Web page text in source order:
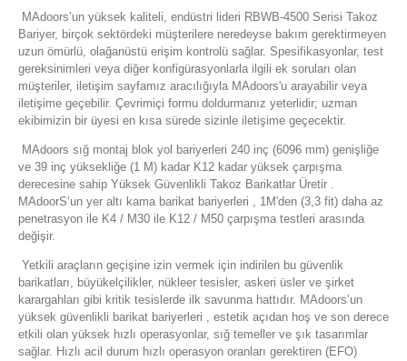
MAdoors’un yüksek kaliteli, endüstri lideri RBWB-4500 Serisi Takoz
Bariyer, birçok sektördeki müşterilere neredeyse bakım gerektirmeyen
uzun ömürlü, olağanüstü erişim kontrolü sağlar. Spesifikasyonlar, test
gereksinimleri veya diğer konfigürasyonlarla ilgili ek soruları olan
müşteriler, iletişim sayfamız aracılığıyla MAdoors'u arayabilir veya
iletişime geçebilir. Çevrimiçi formu doldurmanız yeterlidir; uzman
ekibimizin bir üyesi en kısa sürede sizinle iletişime geçecektir.
MAdoors sığ montaj blok yol bariyerleri 240 inç (6096 mm) genişliğe
ve 39 inç yüksekliğe (1 M) kadar K12 kadar yüksek çarpışma
derecesine sahip Yüksek Güvenlikli Takoz Barikatlar Üretir .
MAdoorS’un yer altı kama barikat bariyerleri , 1M'den (3,3 fit) daha az
penetrasyon ile K4 / M30 ile K12 / M50 çarpışma testleri arasında
değişir.
Yetkili araçların geçişine izin vermek için indirilen bu güvenlik
barikatları, büyükelçilikler, nükleer tesisler, askeri üsler ve şirket
karargahları gibi kritik tesislerde ilk savunma hattıdır. MAdoors’un
yüksek güvenlikli barikat bariyerleri , estetik açıdan hoş ve son derece
etkili olan yüksek hızlı operasyonlar, sığ temeller ve şık tasarımlar
sağlar. Hızlı acil durum hızlı operasyon oranları gerektiren (EFO)